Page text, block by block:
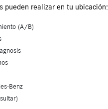
pueden realizar en tu ubicación:
(A/B)
Benz